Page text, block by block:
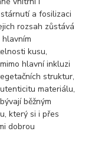
a fosilizaci
rozsah zůstává
kusu,
hlavní inkluzi
struktur,
materiálu,
běžným
který si i přes
dobrou